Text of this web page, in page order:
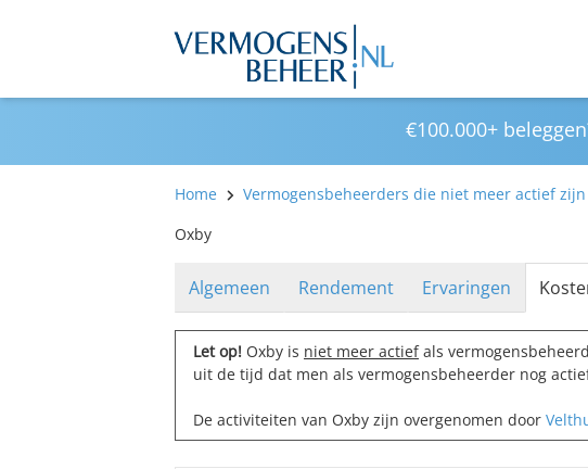
€100.000+
Home Vermogensbeheerders die niet meer actief zijn
Oxby
Algemeen Rendement Ervaringen
Let op! Oxby is niet meer actiefals
uit de tijd dat men als vermogensbeheerder nog
De activiteiten van Oxby zijn overgenomen door